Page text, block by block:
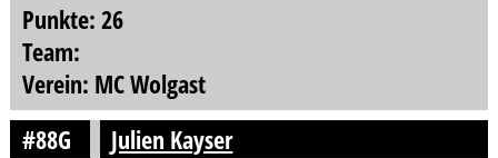
Punkte: 26
Team:
Verein: MC Wolgast
#88G
Julien Kayser